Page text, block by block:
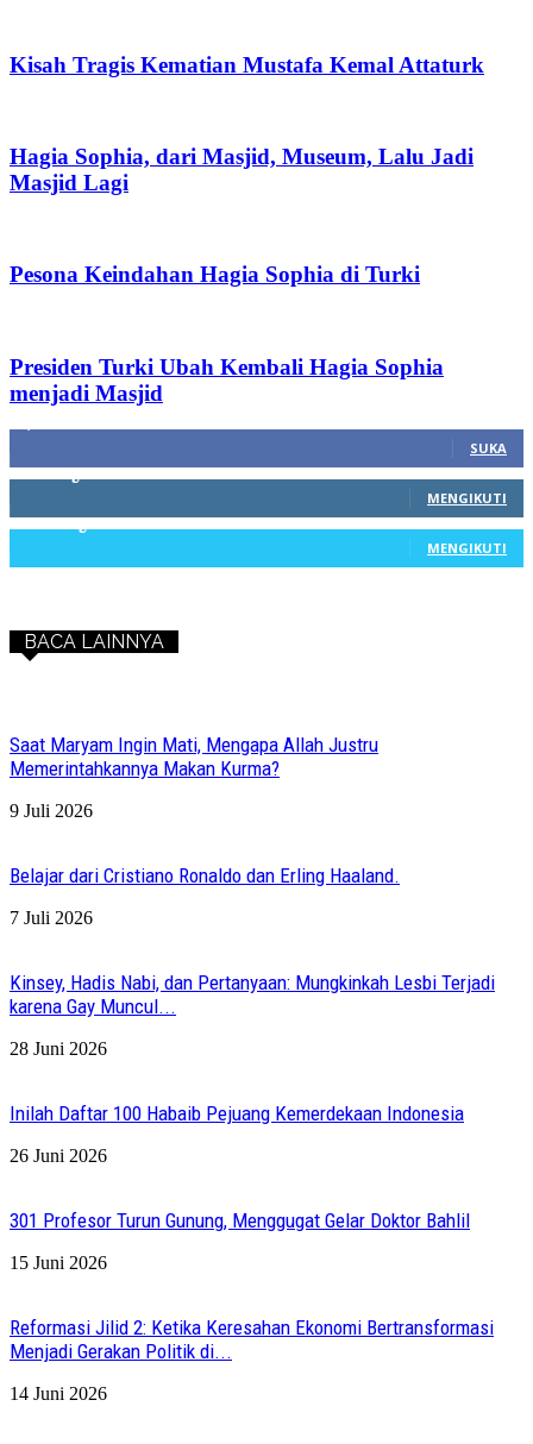
Kisah Tragis Kematian Mustafa Kemal Attaturk
Hagia Sophia, dari Masjid, Museum, Lalu Jadi
Masjid Lagi
Pesona Keindahan Hagia Sophia di Turki
Presiden Turki Ubah Kembali Hagia Sophia
menjadi Masjid
SUKA
68 Pengikut
MENGIKUTI
603 Pengikut
MENGIKUTI
BACA LAINNYA
Saat Maryam Ingin Mati, Mengapa Allah Justru
Memerintahkannya Makan Kurma?
9 Juli 2026
Belajar dari Cristiano Ronaldo dan Erling Haaland.
7 Juli 2026
Kinsey, Hadis Nabi, dan Pertanyaan: Mungkinkah Lesbi Terjadi
karena Gay Muncul...
28 Juni 2026
Inilah Daftar 100 Habaib Pejuang Kemerdekaan Indonesia
26 Juni 2026
301 Profesor Turun Gunung, Menggugat Gelar Doktor Bahlil
15 Juni 2026
Reformasi Jilid 2: Ketika Keresahan Ekonomi Bertransformasi
Menjadi Gerakan Politik di...
14 Juni 2026